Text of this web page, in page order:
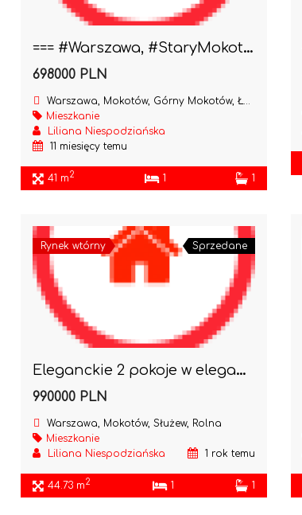
=== #Warszawa, #StaryMokotów 2/3 pokoje Cichutkie ..
698000 PLN
Warszawa, Mokotów, Górny Mokotów, Łowicka
Mieszkanie
Liliana Niespodziańska
11 miesięcy temu
41 m2 1 1
Rynek wtórny Sprzedane
Eleganckie 2 pokoje w eleganckim domu z garażem
990000 PLN
Warszawa, Mokotów, Służew, Rolna
Mieszkanie
Liliana Niespodziańska
1 rok temu
44.73 m2 1 1